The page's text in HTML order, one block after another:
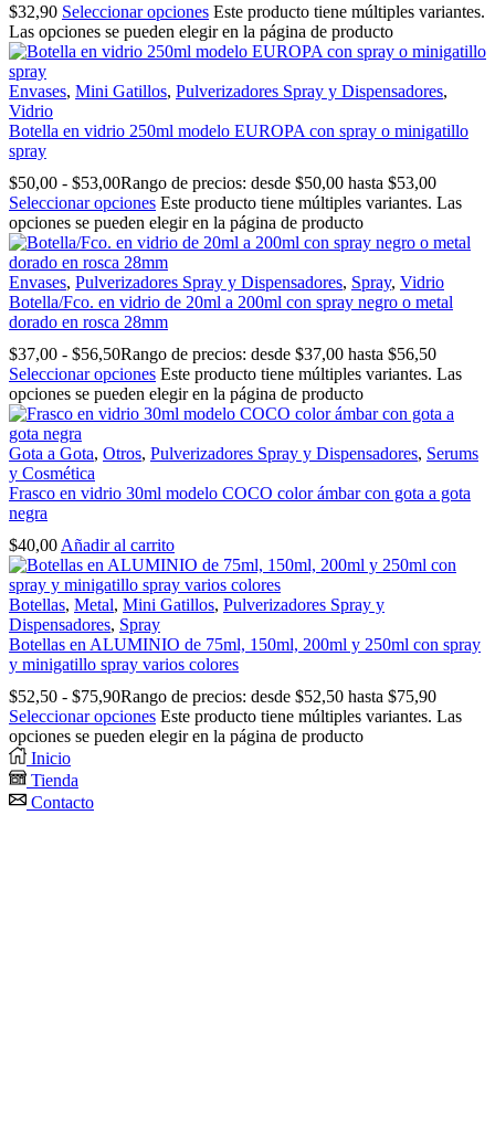
$32,90 Seleccionar opciones Este producto tiene múltiples variantes.
Las opciones se pueden elegir en la página de producto
Envases, Mini Gatillos, Pulverizadores Spray y Dispensadores,
Vidrio
Botella en vidrio 250ml modelo EUROPA con spray o minigatillo
spray
$50,00 - $53,00Rango de precios: desde $50,00 hasta $53,00
Seleccionar opciones Este producto tiene múltiples variantes. Las
opciones se pueden elegir en la página de producto
Envases, Pulverizadores Spray y Dispensadores, Spray, Vidrio
Botella/Fco. en vidrio de 20ml a 200ml con spray negro o metal
dorado en rosca 28mm
$37,00 - $56,50Rango de precios: desde $37,00 hasta $56,50
Seleccionar opciones Este producto tiene múltiples variantes. Las
opciones se pueden elegir en la página de producto
Gota a Gota, Otros, Pulverizadores Spray y Dispensadores, Serums
y Cosmética
Frasco en vidrio 30ml modelo COCO color ámbar con gota a gota
negra
$40,00 Añadir al carrito
Botellas, Metal, Mini Gatillos, Pulverizadores Spray y
Dispensadores, Spray
Botellas en ALUMINIO de 75ml, 150ml, 200ml y 250ml con spray
y minigatillo spray varios colores
$52,50 - $75,90Rango de precios: desde $52,50 hasta $75,90
Seleccionar opciones Este producto tiene múltiples variantes. Las
opciones se pueden elegir en la página de producto
Inicio
Tienda
Contacto